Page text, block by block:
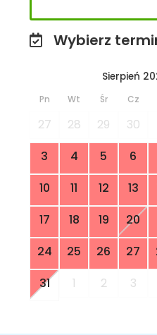
Wybierz
Sierpień
Pn Wt Śr Cz
27 28 29 30
3
4 5 6
10
11 12 13
17
18 19 20
24
25 26 27
31
1 2 3